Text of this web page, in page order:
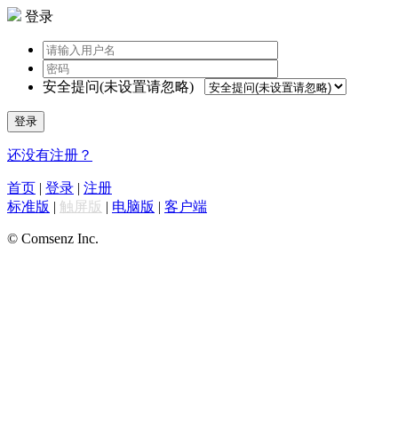
登录
安全提问(未设置请忽略)
登录
还没有注册？
首页 | 登录 | 注册
标准版 | 触屏版 | 电脑版 | 客户端
© Comsenz Inc.